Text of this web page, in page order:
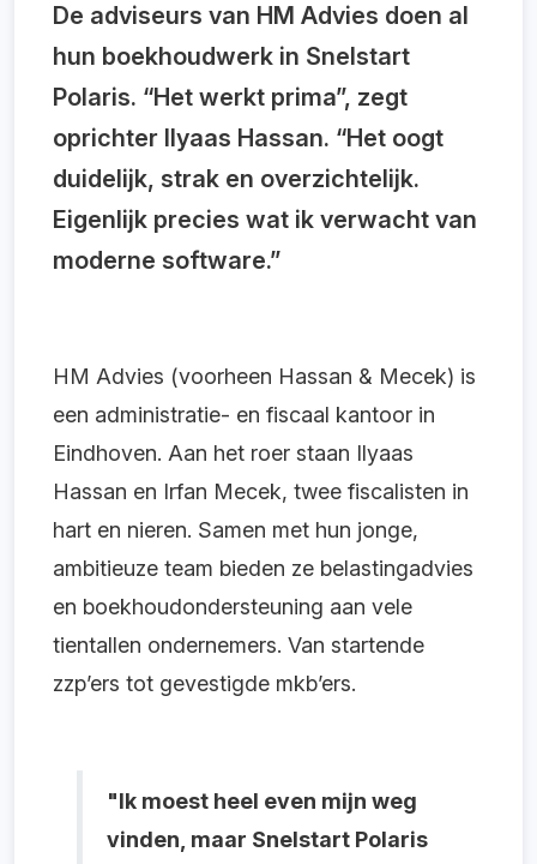
De adviseurs van HM Advies doen al
hun boekhoudwerk in Snelstart
Polaris. “Het werkt prima”, zegt
oprichter Ilyaas Hassan. “Het oogt
duidelijk, strak en overzichtelijk.
Eigenlijk precies wat ik verwacht van
moderne software.”
HM Advies (voorheen Hassan & Mecek) is
een administratie- en fiscaal kantoor in
Eindhoven. Aan het roer staan Ilyaas
Hassan en Irfan Mecek, twee fiscalisten in
hart en nieren. Samen met hun jonge,
ambitieuze team bieden ze belastingadvies
en boekhoudondersteuning aan vele
tientallen ondernemers. Van startende
zzp’ers tot gevestigde mkb’ers.
"Ik moest heel even mijn weg
vinden, maar Snelstart Polaris